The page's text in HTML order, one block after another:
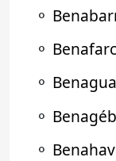
⚬
⚬
⚬
⚬
⚬